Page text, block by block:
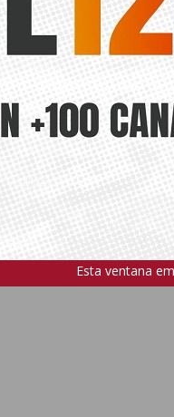
Esta ventana